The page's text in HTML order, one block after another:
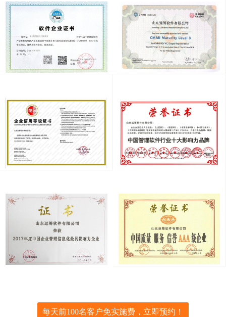
每天前100名客户免实施费，立即预约！